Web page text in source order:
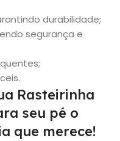
durabilidade;
segurança e
Rasteirinha
seu pé o
que merece!